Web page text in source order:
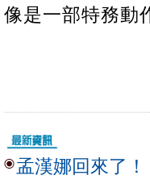
像是一部特務動
孟漢娜回來了！